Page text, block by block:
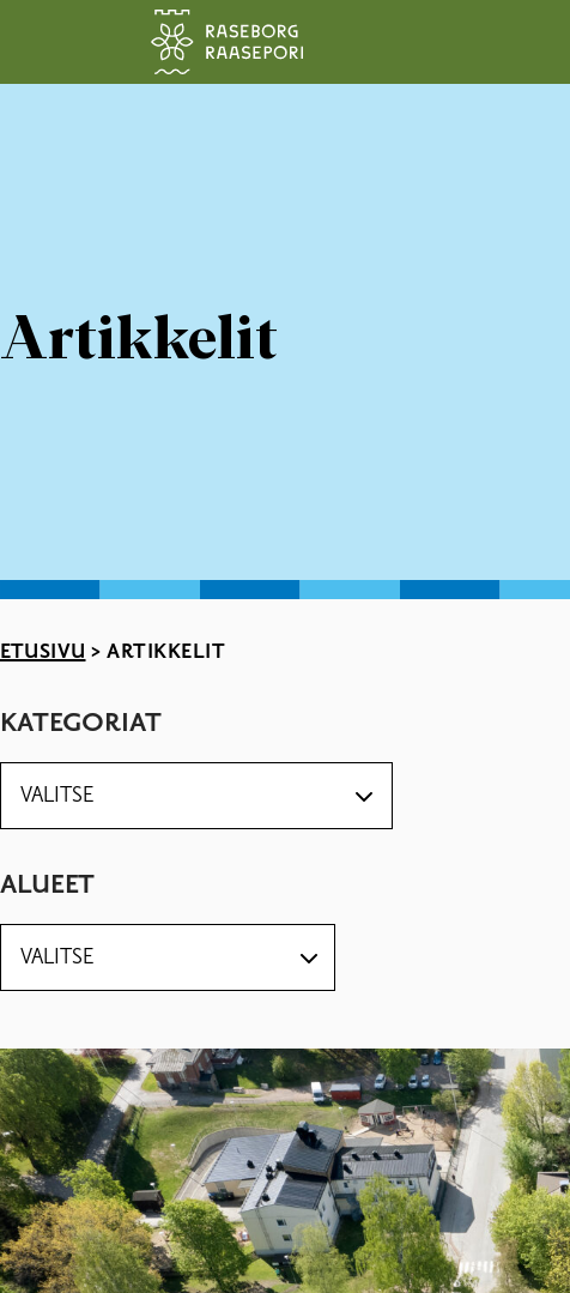
Artikkelit
ETUSIVU > ARTIKKELIT
KATEGORIAT
ALUEET